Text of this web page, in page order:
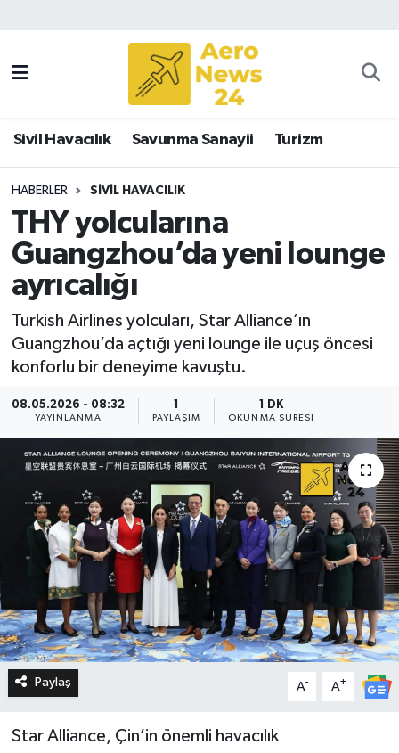
Sivil Havacılık Savunma Sanayii Turizm
HABERLER SIVIL HAVACILIK
THY yolcularına
Guangzhou’da yeni lounge
ayrıcalığı
Turkish Airlines yolcuları, Star Alliance’ın
Guangzhou’da açtığı yeni lounge ile uçuş öncesi
konforlu bir deneyime kavuştu.
08.05.2026 - 08:32
YAYINLANMA PAYLAŞIM
1 DK
OKUNMA SÜRESI
Paylaş A- A+
Star Alliance, Çin’in önemli havacılık